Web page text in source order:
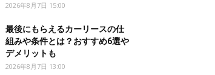
2026年8月7日 15:00
最後にもらえるカーリースの仕
組みや条件とは？おすすめ6選や
デメリットも
2026年8月7日 13:00